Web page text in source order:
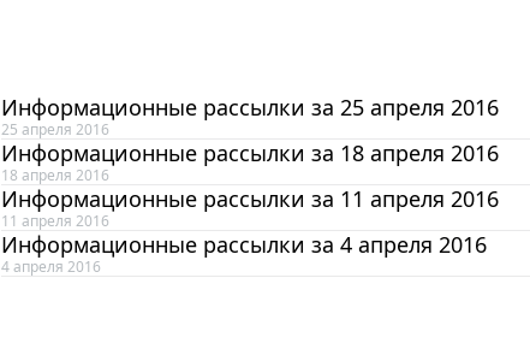
Информационные рассылки за 25 апреля 2016
25 апреля 2016
Информационные рассылки за 18 апреля 2016
18 апреля 2016
Информационные рассылки за 11 апреля 2016
11 апреля 2016
Информационные рассылки за 4 апреля 2016
4 апреля 2016